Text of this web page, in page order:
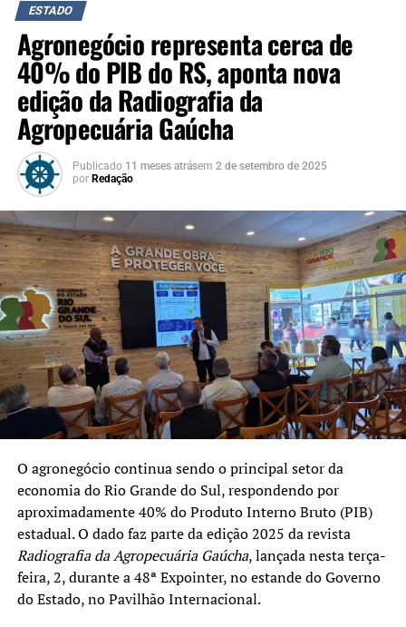
ESTADO
Agronegócio representa cerca de
40% do PIB do RS, aponta nova
edição da Radiografia da
Agropecuária Gaúcha
Publicado 11 meses atrásem 2 de setembro de 2025
por Redação
O agronegócio continua sendo o principal setor da
economia do Rio Grande do Sul, respondendo por
aproximadamente 40% do Produto Interno Bruto (PIB)
estadual. O dado faz parte da edição 2025 da revista
Radiografia da Agropecuária Gaúcha, lançada nesta terça-
feira, 2, durante a 48ª Expointer, no estande do Governo
do Estado, no Pavilhão Internacional.